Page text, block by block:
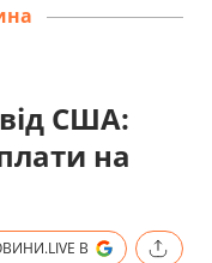
США:
на
В